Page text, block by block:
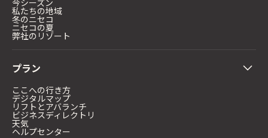
私たちの地域
冬のニセコ
ニセコの夏
弊社のリゾート
プラン
ここへの行き方
デジタルマップ
リフトとアバランチ
ビジネスディレクトリ
天気
ヘルプセンター